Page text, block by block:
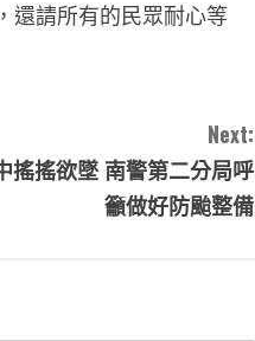
還請所有的民眾耐心等
Next:
搖搖欲墜 南警第二分局呼
籲做好防颱整備